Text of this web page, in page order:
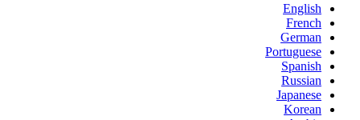
English
French
German
Portuguese
Spanish
Russian
Japanese
Korean